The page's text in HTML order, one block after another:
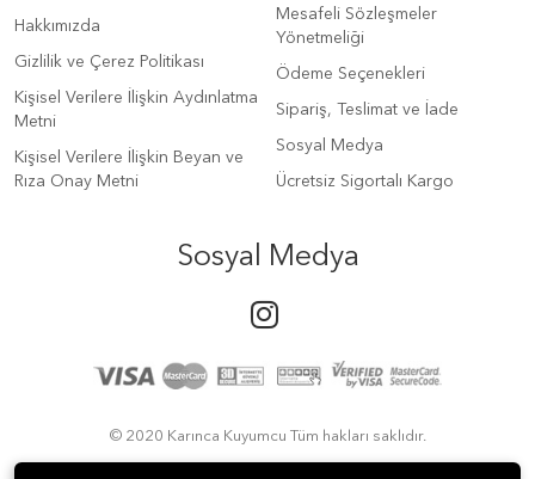
Hakkımızda
Gizlilik ve Çerez Politikası
Kişisel Verilere İlişkin Aydınlatma
Metni
Kişisel Verilere İlişkin Beyan ve
Rıza Onay Metni
Mesafeli Sözleşmeler
Yönetmeliği
Ödeme Seçenekleri
Sipariş, Teslimat ve İade
Sosyal Medya
Ücretsiz Sigortalı Kargo
Sosyal Medya
© 2020 Karınca Kuyumcu Tüm hakları saklıdır.